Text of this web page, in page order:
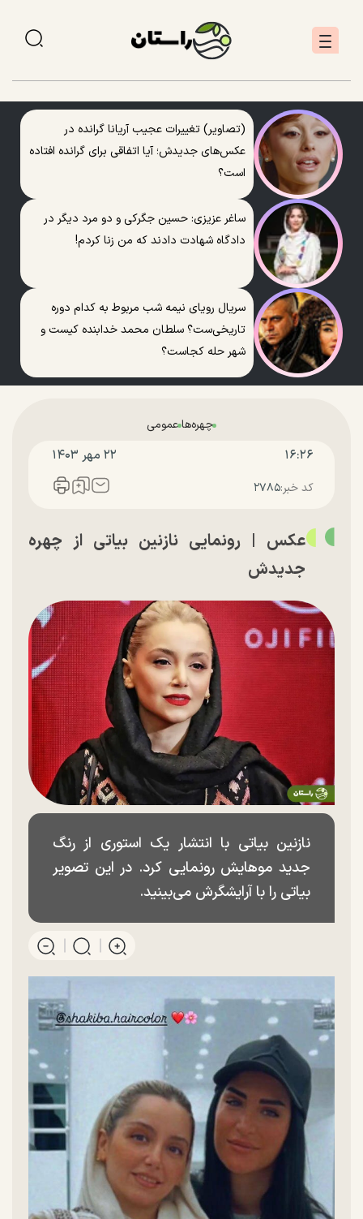
(تصاویر) تغییرات عجیب آریانا گرانده در
عکس‌های جدیدش؛ آیا اتفاقی برای گرانده افتاده
است؟
ساغر عزیزی: حسین جگرکی و دو مرد دیگر در
دادگاه شهادت دادند که من زنا کردم!
سریال رویای نیمه شب مربوط به کدام دوره
تاریخی‌ست؟ سلطان محمد خدابنده کیست و
شهر حله کجاست؟
چهره‌هاعمومی
۱۶:۲۶ ۲۲ مهر ۱۴۰۳
کد خبر:۲۷۸۵
عکس | رونمایی نازنین بیاتی از چهره
جدیدش
نازنین بیاتی با انتشار یک استوری از رنگ
جدید موهایش رونمایی کرد. در این تصویر
بیاتی را با آرایشگرش می‌بینید.